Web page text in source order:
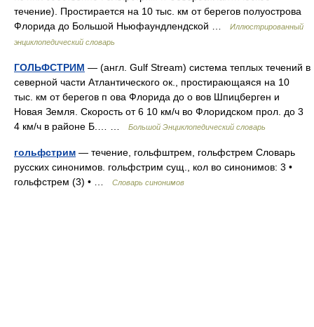
течение). Простирается на 10 тыс. км от берегов полуострова
Флорида до Большой Ньюфаундлендской …
Иллюстрированный
энциклопедический словарь
ГОЛЬФСТРИМ — (англ. Gulf Stream) система теплых течений в
северной части Атлантического ок., простирающаяся на 10
тыс. км от берегов п ова Флорида до о вов Шпицберген и
Новая Земля. Скорость от 6 10 км/ч во Флоридском прол. до 3
4 км/ч в районе Б.… …
Большой Энциклопедический словарь
гольфстрим — течение, гольфштрем, гольфстрем Словарь
русских синонимов. гольфстрим сущ., кол во синонимов: 3 •
гольфстрем (3) • …
Словарь синонимов